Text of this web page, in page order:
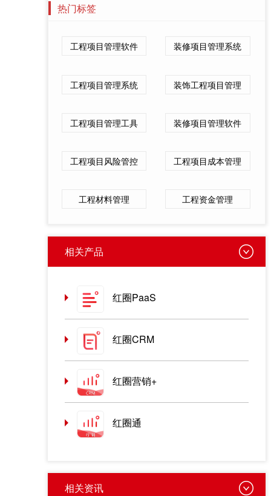
热门标签
工程项目管理软件 装修项目管理系统
工程项目管理系统 装饰工程项目管理
工程项目管理工具 装修项目管理软件
工程项目风险管控 工程项目成本管理
工程材料管理 工程资金管理
相关产品
红圈PaaS
红圈CRM
红圈营销+
红圈通
相关资讯